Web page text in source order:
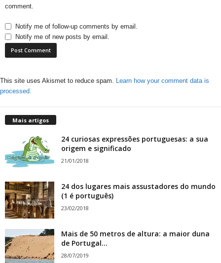
comment.
Notify me of follow-up comments by email.
Notify me of new posts by email.
This site uses Akismet to reduce spam. Learn how your comment data is
processed.
Mais artigos
24 curiosas expressões portuguesas: a sua
origem e significado
21/01/2018
24 dos lugares mais assustadores do mundo
(1 é português)
23/02/2018
Mais de 50 metros de altura: a maior duna
de Portugal...
28/07/2019